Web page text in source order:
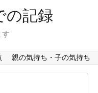
の記録
す
親の気持ち・子の気持ち